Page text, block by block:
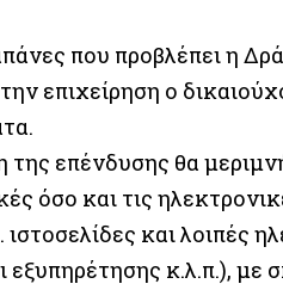
που προβλέπει η
επιχείρηση ο
επένδυσης θα
όσο και τις
και λοιπές
κ.λ.π.), με